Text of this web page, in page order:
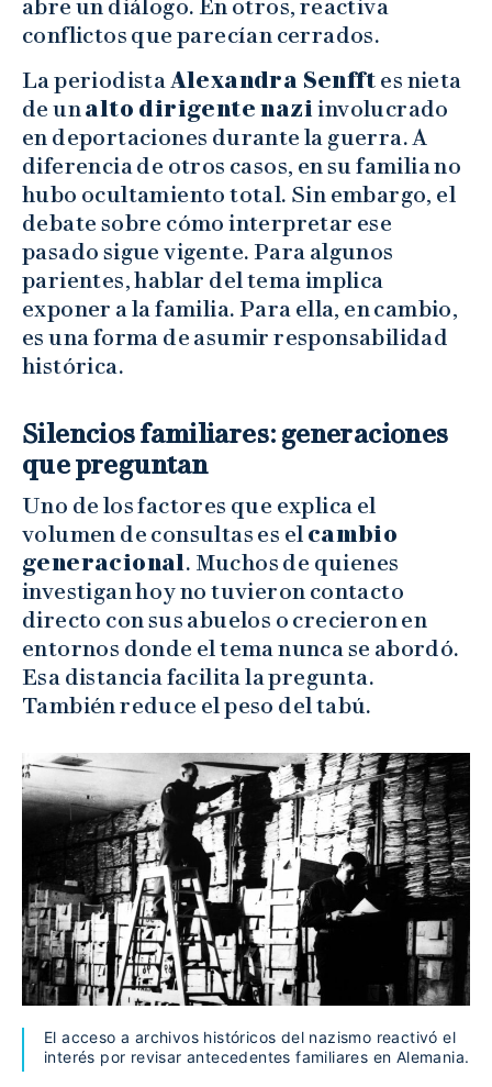
abre un diálogo. En otros, reactiva
conflictos que parecían cerrados.
La periodistaAlexandra Senfft es nieta
de unalto dirigente naziinvolucrado
en deportaciones durante la guerra. A
diferencia de otros casos, en su familia no
hubo ocultamiento total. Sin embargo, el
debate sobre cómo interpretar ese
pasado sigue vigente. Para algunos
parientes, hablar del tema implica
exponer a la familia. Para ella, en cambio,
es una forma de asumir responsabilidad
histórica.
Silencios familiares: generaciones
que preguntan
Uno de los factores que explica el
volumen de consultas es el cambio
generacional. Muchos de quienes
investigan hoy no tuvieron contacto
directo con sus abuelos o crecieron en
entornos donde el tema nunca se abordó.
Esa distancia facilita la pregunta.
También reduce el peso del tabú.
El acceso a archivos históricos del nazismo reactivó el
interés por revisar antecedentes familiares en Alemania.